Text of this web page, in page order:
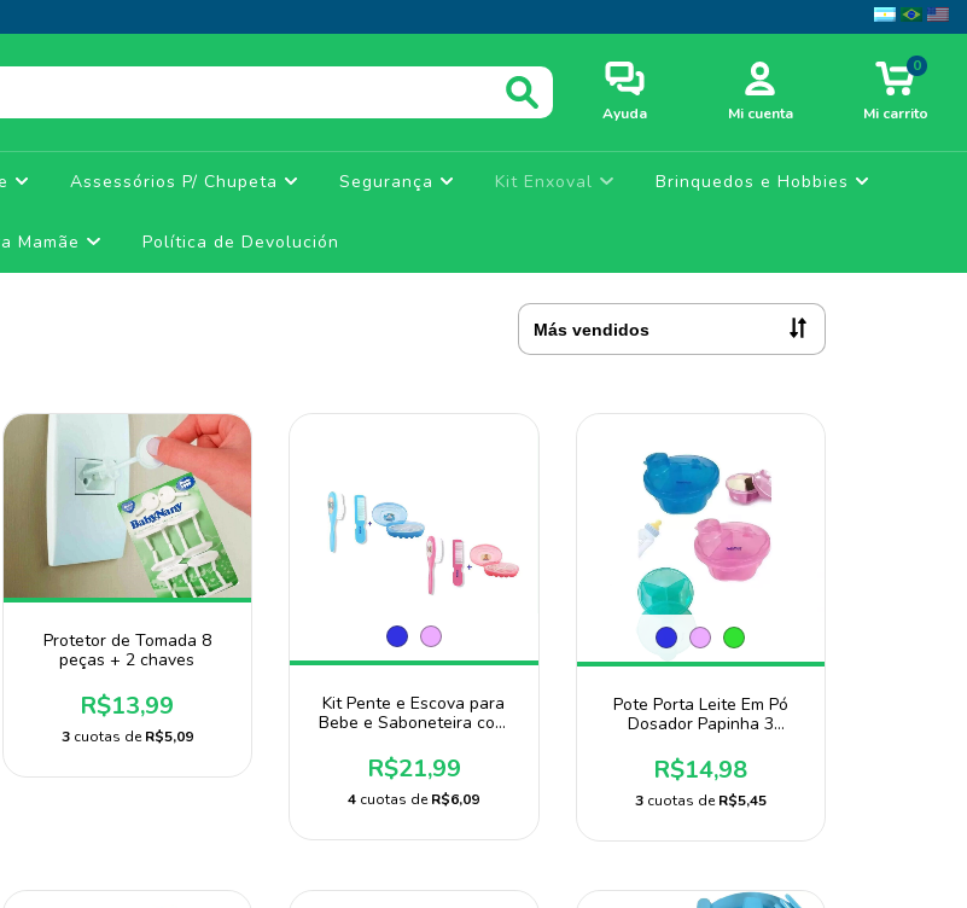
Ayuda Mi cuenta Mi carrito
0
Assessórios P/ Chupeta Segurança Kit Enxoval Brinquedos e Hobbies
Mamãe Política de Devolución
Protetor de Tomada 8
peças + 2 chaves
R$13,99
3 cuotas deR$5,09
Kit Pente e Escova para
Bebe e Saboneteira com
R$21,99
4 cuotas deR$6,09
Pote Porta Leite Em Pó
Dosador Papinha 3
R$14,98
3 cuotas deR$5,45